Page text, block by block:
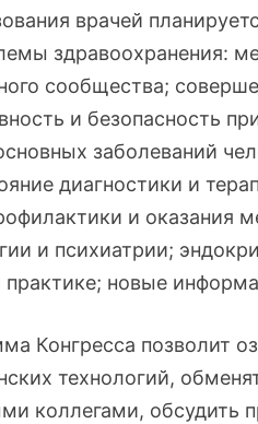
врачей
здравоохранения:
сообщества;
и безопасность
заболеваний
диагностики и
и оказания
и психиатрии;
новые
Конгресса позволит
технологий,
коллегами, обсудить